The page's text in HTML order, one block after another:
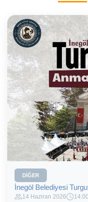
DIĞER
İnegöl Belediyesi
14 Haziran 2026
14:00